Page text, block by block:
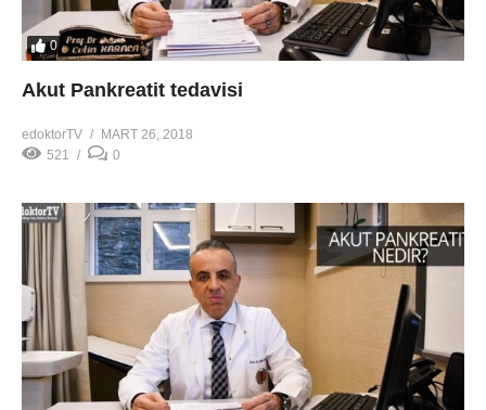
0
Akut Pankreatit tedavisi
edoktorTV
MART 26, 2018
521
0